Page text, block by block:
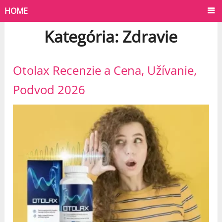
HOME
Kategória: Zdravie
Otolax Recenzie a Cena, Užívanie,
Podvod 2026